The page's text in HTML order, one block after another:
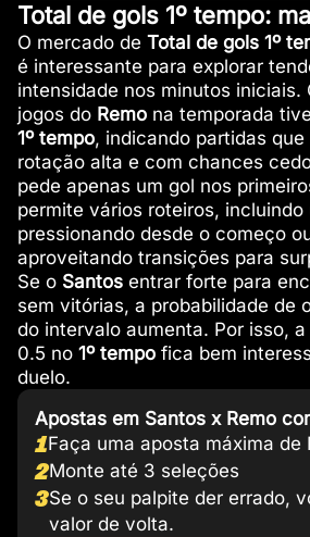
Total de gols 1º tempo:
O mercado de Total de gols 1º
é interessante para explorar
intensidade nos minutos iniciais.
jogos do Remona temporada
1º tempo, indicando partidas
rotação alta e com chances
pede apenas um gol nos
permite vários roteiros, incluindo
pressionando desde o começo
aproveitando transições para
Se o Santosentrar forte para
sem vitórias, a probabilidade de
do intervalo aumenta. Por isso,
0.5 no 1º tempofica bem
duelo.
Apostas em Santos x Remo
1Faça uma aposta máxima de
2Monte até 3 seleções
3Se o seu palpite der errado,
valor de volta.